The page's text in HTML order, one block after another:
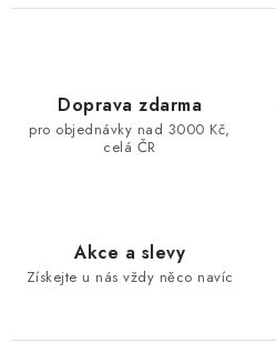
Doprava zdarma
pro objednávky nad 3000 Kč,
celá ČR
Akce a slevy
Získejte u nás vždy něco navíc